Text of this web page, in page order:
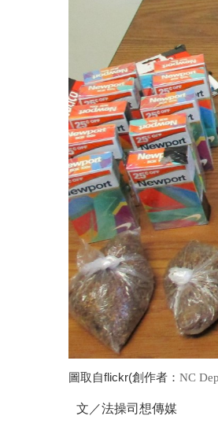
圖取自flickr(創作者： NC
文／法操司想傳媒